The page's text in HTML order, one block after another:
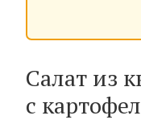
Салат из
с